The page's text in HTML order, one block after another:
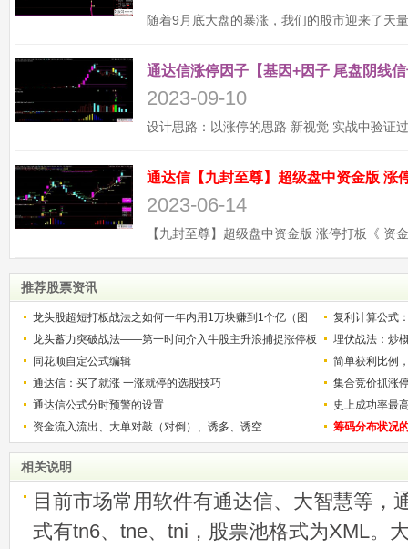
通达信涨停因子【基因+因子 尾盘阴线
2023-09-10
2023-06-14
推荐股票资讯
龙头股超短打板战法之如何一年内用1万块赚到1个亿（图
解）
复利计算公式
少？
龙头蓄力突破战法——第一时间介入牛股主升浪捕捉涨停板
的技巧（图解）
埋伏战法：炒
同花顺自定公式编辑
简单获利比例
用
通达信：买了就涨 一涨就停的选股技巧
集合竞价抓涨
通达信公式分时预警的设置
史上成功率最
称选股法宝！
资金流入流出、大单对敲（对倒）、诱多、诱空 筹码分布状况
相关说明
目前市场常用软件有通达信、大智慧等，
式有tn6、tne、tni，股票池格式为XML。